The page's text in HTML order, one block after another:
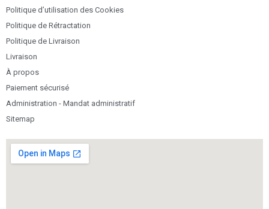
Politique d’utilisation des Cookies
Politique de Rétractation
Politique de Livraison
Livraison
À propos
Paiement sécurisé
Administration - Mandat administratif
Sitemap